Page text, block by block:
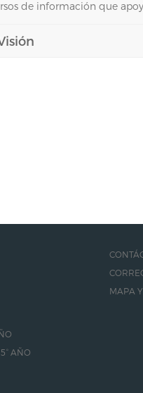
de información que
AÑO
MAPA